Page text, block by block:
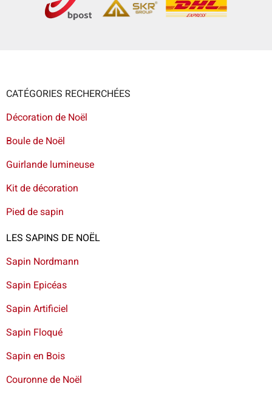
CATÉGORIES RECHERCHÉES
Décoration de Noël
Boule de Noël
Guirlande lumineuse
Kit de décoration
Pied de sapin
LES SAPINS DE NOËL
Sapin Nordmann
Sapin Epicéas
Sapin Artificiel
Sapin Floqué
Sapin en Bois
Couronne de Noël